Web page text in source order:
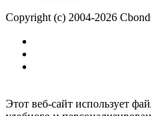
Copyright (c) 2004-2026
Этот веб-сайт использует